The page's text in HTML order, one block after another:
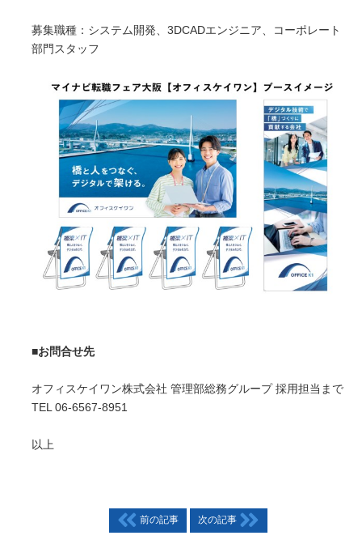
募集職種：システム開発、3DCADエンジニア、コーポレート
部門スタッフ
■お問合せ先
オフィスケイワン株式会社 管理部総務グループ 採用担当まで
TEL 06-6567-8951
以上
前の記事 次の記事